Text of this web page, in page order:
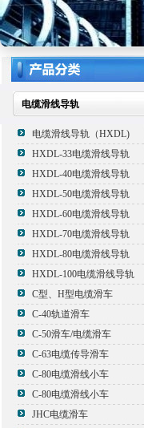
电缆滑线导轨
电缆滑线导轨（HXDL)
HXDL-33电缆滑线导轨
HXDL-40电缆滑线导轨
HXDL-50电缆滑线导轨
HXDL-60电缆滑线导轨
HXDL-70电缆滑线导轨
HXDL-80电缆滑线导轨
HXDL-100电缆滑线导轨
C型、H型电缆滑车
C-40轨道滑车
C-50滑车/电缆滑车
C-63电缆传导滑车
C-80电缆滑线小车
C-80电缆滑线小车
JHC电缆滑车